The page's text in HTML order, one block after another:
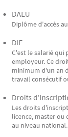
DAEU
Diplôme d'accès
DIF
C'est le salarié qui
employeur. Ce
minimum d'un an
travail consécutif
Droits
Les droits
licence, master ou
au niveau national.